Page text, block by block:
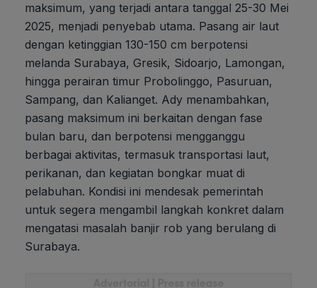
maksimum, yang terjadi antara tanggal 25-30 Mei
2025, menjadi penyebab utama. Pasang air laut
dengan ketinggian 130-150 cm berpotensi
melanda Surabaya, Gresik, Sidoarjo, Lamongan,
hingga perairan timur Probolinggo, Pasuruan,
Sampang, dan Kalianget. Ady menambahkan,
pasang maksimum ini berkaitan dengan fase
bulan baru, dan berpotensi mengganggu
berbagai aktivitas, termasuk transportasi laut,
perikanan, dan kegiatan bongkar muat di
pelabuhan. Kondisi ini mendesak pemerintah
untuk segera mengambil langkah konkret dalam
mengatasi masalah banjir rob yang berulang di
Surabaya.